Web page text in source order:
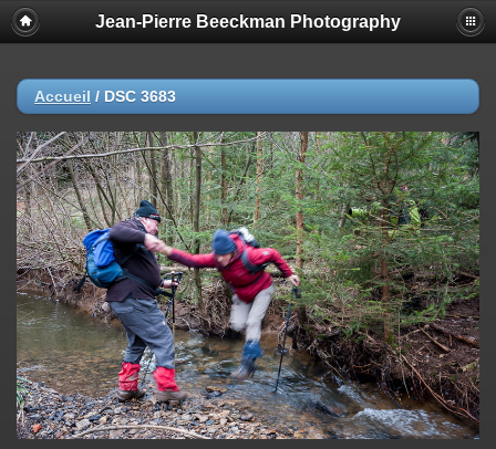
Jean-Pierre Beeckman Photography
Accueil / DSC 3683